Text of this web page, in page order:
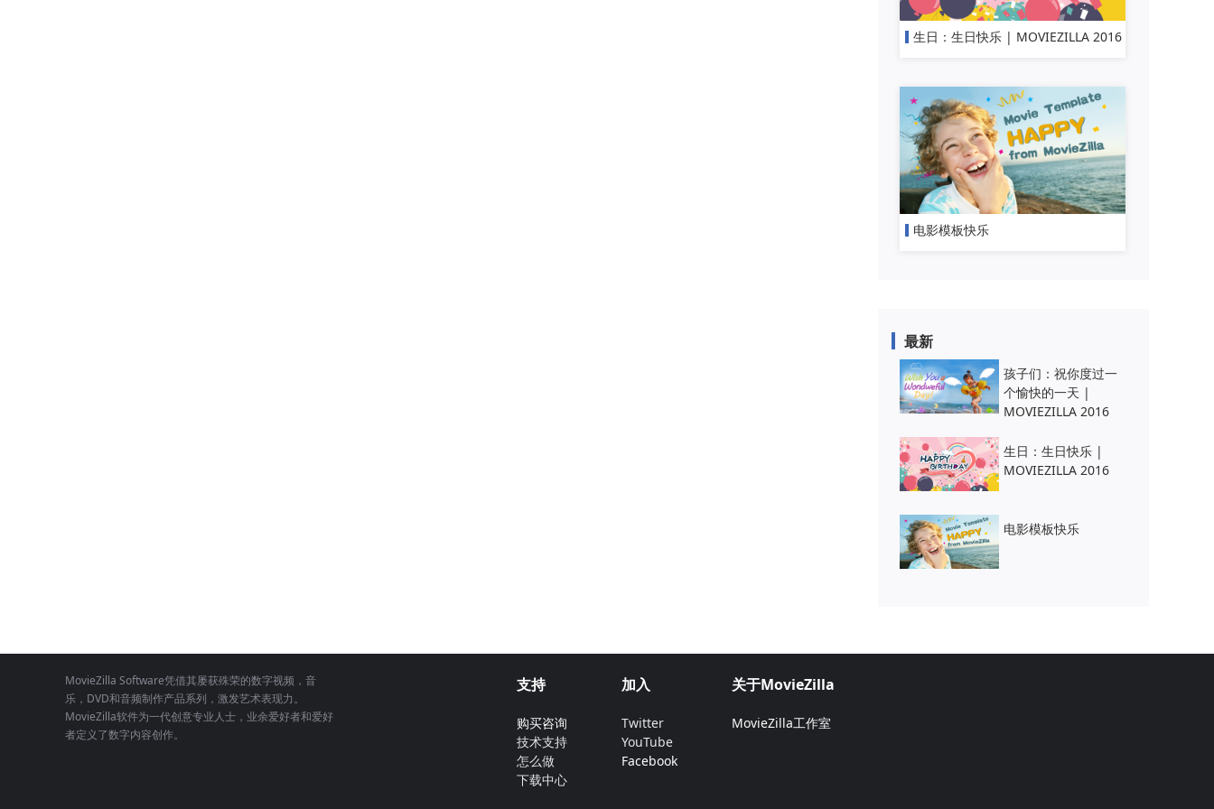
生日：生日快乐 | MOVIEZILLA 2016
电影模板快乐
最新
孩子们：祝你度过一
个愉快的一天 |
MOVIEZILLA 2016
生日：生日快乐 |
MOVIEZILLA 2016
电影模板快乐
MovieZilla Software凭借其屡获殊荣的数字视频，音
乐，DVD和音频制作产品系列，激发艺术表现力。
MovieZilla软件为一代创意专业人士，业余爱好者和爱好
者定义了数字内容创作。
支持
购买咨询
技术支持
怎么做
下载中心
加入
Twitter
YouTube
Facebook
关于MovieZilla
MovieZilla工作室